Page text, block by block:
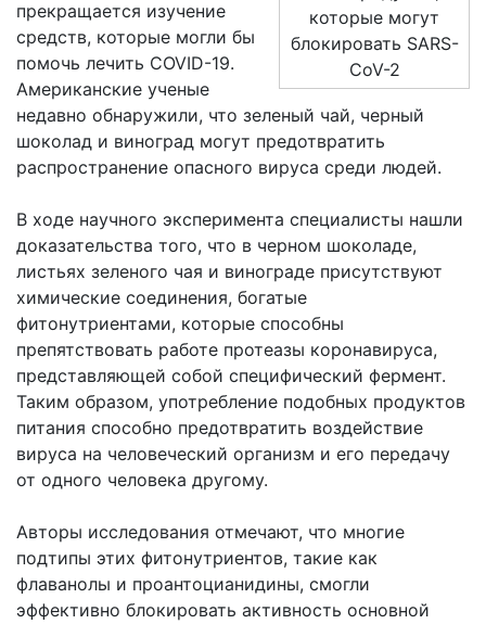
прекращается изучение
средств, которые могли бы
помочь лечить COVID-19.
Американские ученые
недавно обнаружили, что зеленый чай, черный
шоколад и виноград могут предотвратить
распространение опасного вируса среди людей.
В ходе научного эксперимента специалисты нашли
доказательства того, что в черном шоколаде,
листьях зеленого чая и винограде присутствуют
химические соединения, богатые
фитонутриентами, которые способны
препятствовать работе протеазы коронавируса,
представляющей собой специфический фермент.
Таким образом, употребление подобных продуктов
питания способно предотвратить воздействие
вируса на человеческий организм и его передачу
от одного человека другому.
Авторы исследования отмечают, что многие
подтипы этих фитонутриентов, такие как
флаванолы и проантоцианидины, смогли
эффективно блокировать активность основной